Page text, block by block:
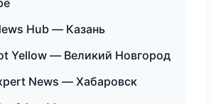
Hub — Казань
Yellow — Великий Новгород
News — Хабаровск